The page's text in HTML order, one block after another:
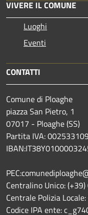
VIVERE IL COMUNE
Luoghi
Eventi
CONTATTI
Comune di Ploaghe
piazza San Pietro, 1
07017 - Ploaghe (SS)
Partita IVA:
Centralino Unico:
Centrale Polizia
Codice IPA ente: